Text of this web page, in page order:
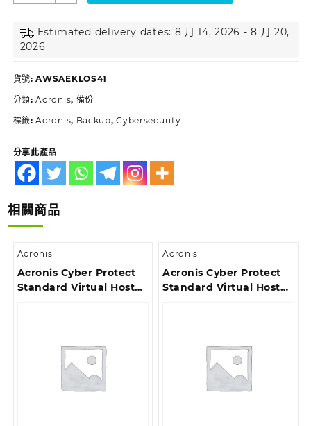
Estimated delivery dates: 8 月 14, 2026 - 8 月 20,
2026
貨號:AWSAEKLOS41
分類:Acronis, 備份
標籤:Acronis, Backup,Cybersecurity
分享此產品
相關商品
Acronis
Acronis Cyber Protect
Standard Virtual Host
Acronis
Acronis Cyber Protect
Standard Virtual Host